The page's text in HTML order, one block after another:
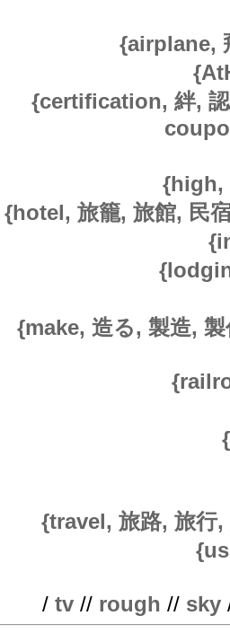
{airplane,
{certification, 絆,
{high,
{hotel, 旅籠, 旅館, 民
{make, 造る, 製造,
{travel, 旅路, 旅
/ tv// rough // sky